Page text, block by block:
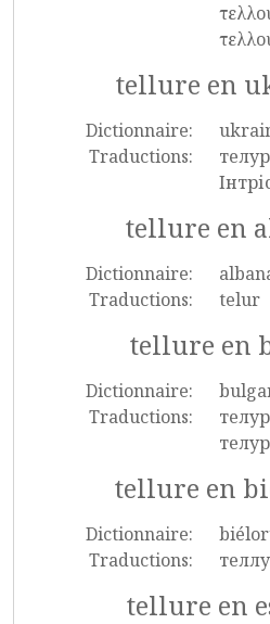
tellure en
Dictionnaire:
Traductions:
tellure en
Dictionnaire:
Traductions:
telur
tellure en
Dictionnaire:
Traductions:
телур
tellure en
Dictionnaire:
Traductions:
tellure en